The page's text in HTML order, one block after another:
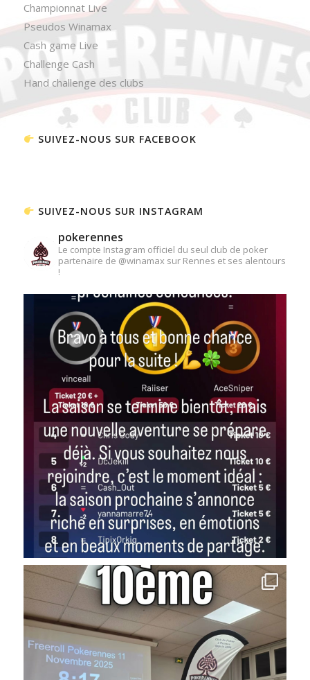
Championnat Live
Pseudos Winamax
Cash game Live
Challenge Cash
Hand challenge des clubs
SUIVEZ-NOUS SUR FACEBOOK
SUIVEZ-NOUS SUR INSTAGRAM
pokerennes
Le compte Instagram officiel du seul club de poker
partenaire de @winamax sur Rennes et ses alentours
!